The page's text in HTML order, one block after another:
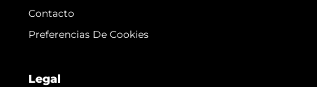
Contacto
Preferencias De Cookies
Legal